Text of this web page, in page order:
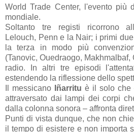
World Trade Center, l'evento più
mondiale.
Soltanto tre registi ricorrono
Lelouch, Penn e la Nair; i primi
la terza in modo più
(Tanovic, Ouedraogo,
radio. In altri tre episodi
estendendo la riflessione dello
Il messicano
Iñarritu è il solo che
attraversato dai lampi dei corpi
dalla colonna sonora – affronta
Punti di vista dunque, che non
il tempo di esistere e non importa